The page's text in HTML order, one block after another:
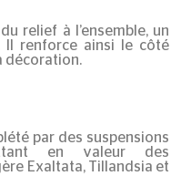
relief à l’ensemble, un
renforce ainsi le côté
décoration.
par des suspensions
en valeur des
Exaltata, Tillandsia et